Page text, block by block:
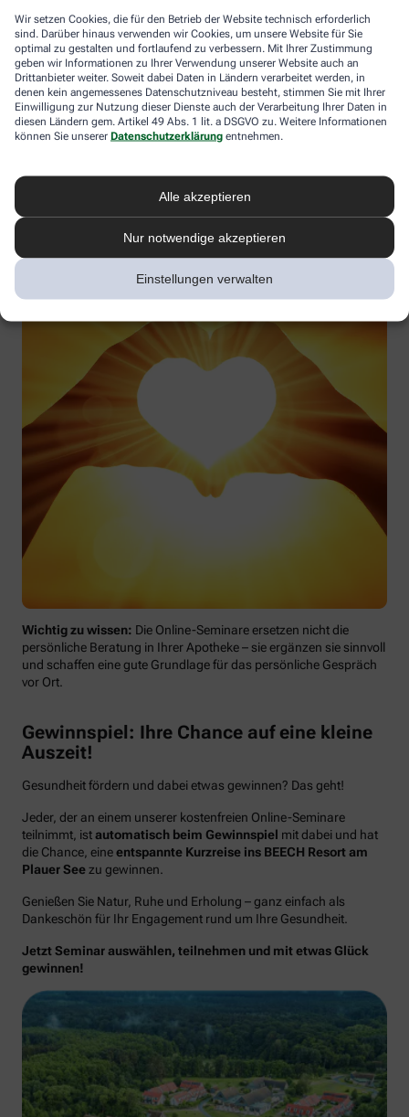
Wir setzen Cookies, die für den Betrieb der Website technisch erforderlich
sind. Darüber hinaus verwenden wir Cookies, um unsere Website für Sie
optimal zu gestalten und fortlaufend zu verbessern. Mit Ihrer Zustimmung
geben wir Informationen zu Ihrer Verwendung unserer Website auch an
Drittanbieter weiter. Soweit dabei Daten in Ländern verarbeitet werden, in
denen kein angemessenes Datenschutzniveau besteht, stimmen Sie mit Ihrer
Einwilligung zur Nutzung dieser Dienste auch der Verarbeitung Ihrer Daten in
diesen Ländern gem. Artikel 49 Abs. 1 lit. a DSGVO zu. Weitere Informationen
können Sie unserer Datenschutzerklärung entnehmen.
Alle akzeptieren
Nur notwendige akzeptieren
Einstellungen verwalten
Vitamin D – Möglichkeiten in der Prävention und
Therapieergänzung
Gesundheitswirkung verstehen und Vitamin-D-Mangel aktiv
vorbeugen
Wichtig zu wissen: Die Online-Seminare ersetzen nicht die
persönliche Beratung in Ihrer Apotheke – sie ergänzen sie sinnvoll
und schaffen eine gute Grundlage für das persönliche Gespräch
vor Ort.
Gewinnspiel: Ihre Chance auf eine kleine
Auszeit!
Gesundheit fördern und dabei etwas gewinnen? Das geht!
Jeder, der an einem unserer kostenfreien Online-Seminare
teilnimmt, istautomatisch beim Gewinnspiel mit dabei und hat
die Chance, eineentspannte Kurzreise ins BEECH Resort am
Plauer Seezu gewinnen.
Genießen Sie Natur, Ruhe und Erholung – ganz einfach als
Dankeschön für Ihr Engagement rund um Ihre Gesundheit.
Jetzt Seminar auswählen, teilnehmen und mit etwas Glück
gewinnen!